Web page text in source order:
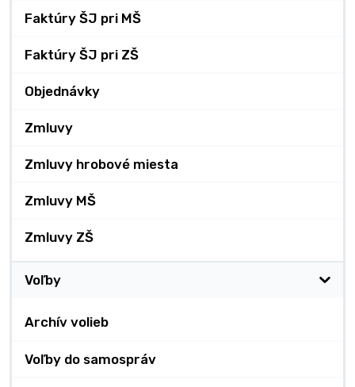
Faktúry ŠJ pri MŠ
Faktúry ŠJ pri ZŠ
Objednávky
Zmluvy
Zmluvy hrobové miesta
Zmluvy MŠ
Zmluvy ZŠ
Voľby
Archív volieb
Voľby do samospráv